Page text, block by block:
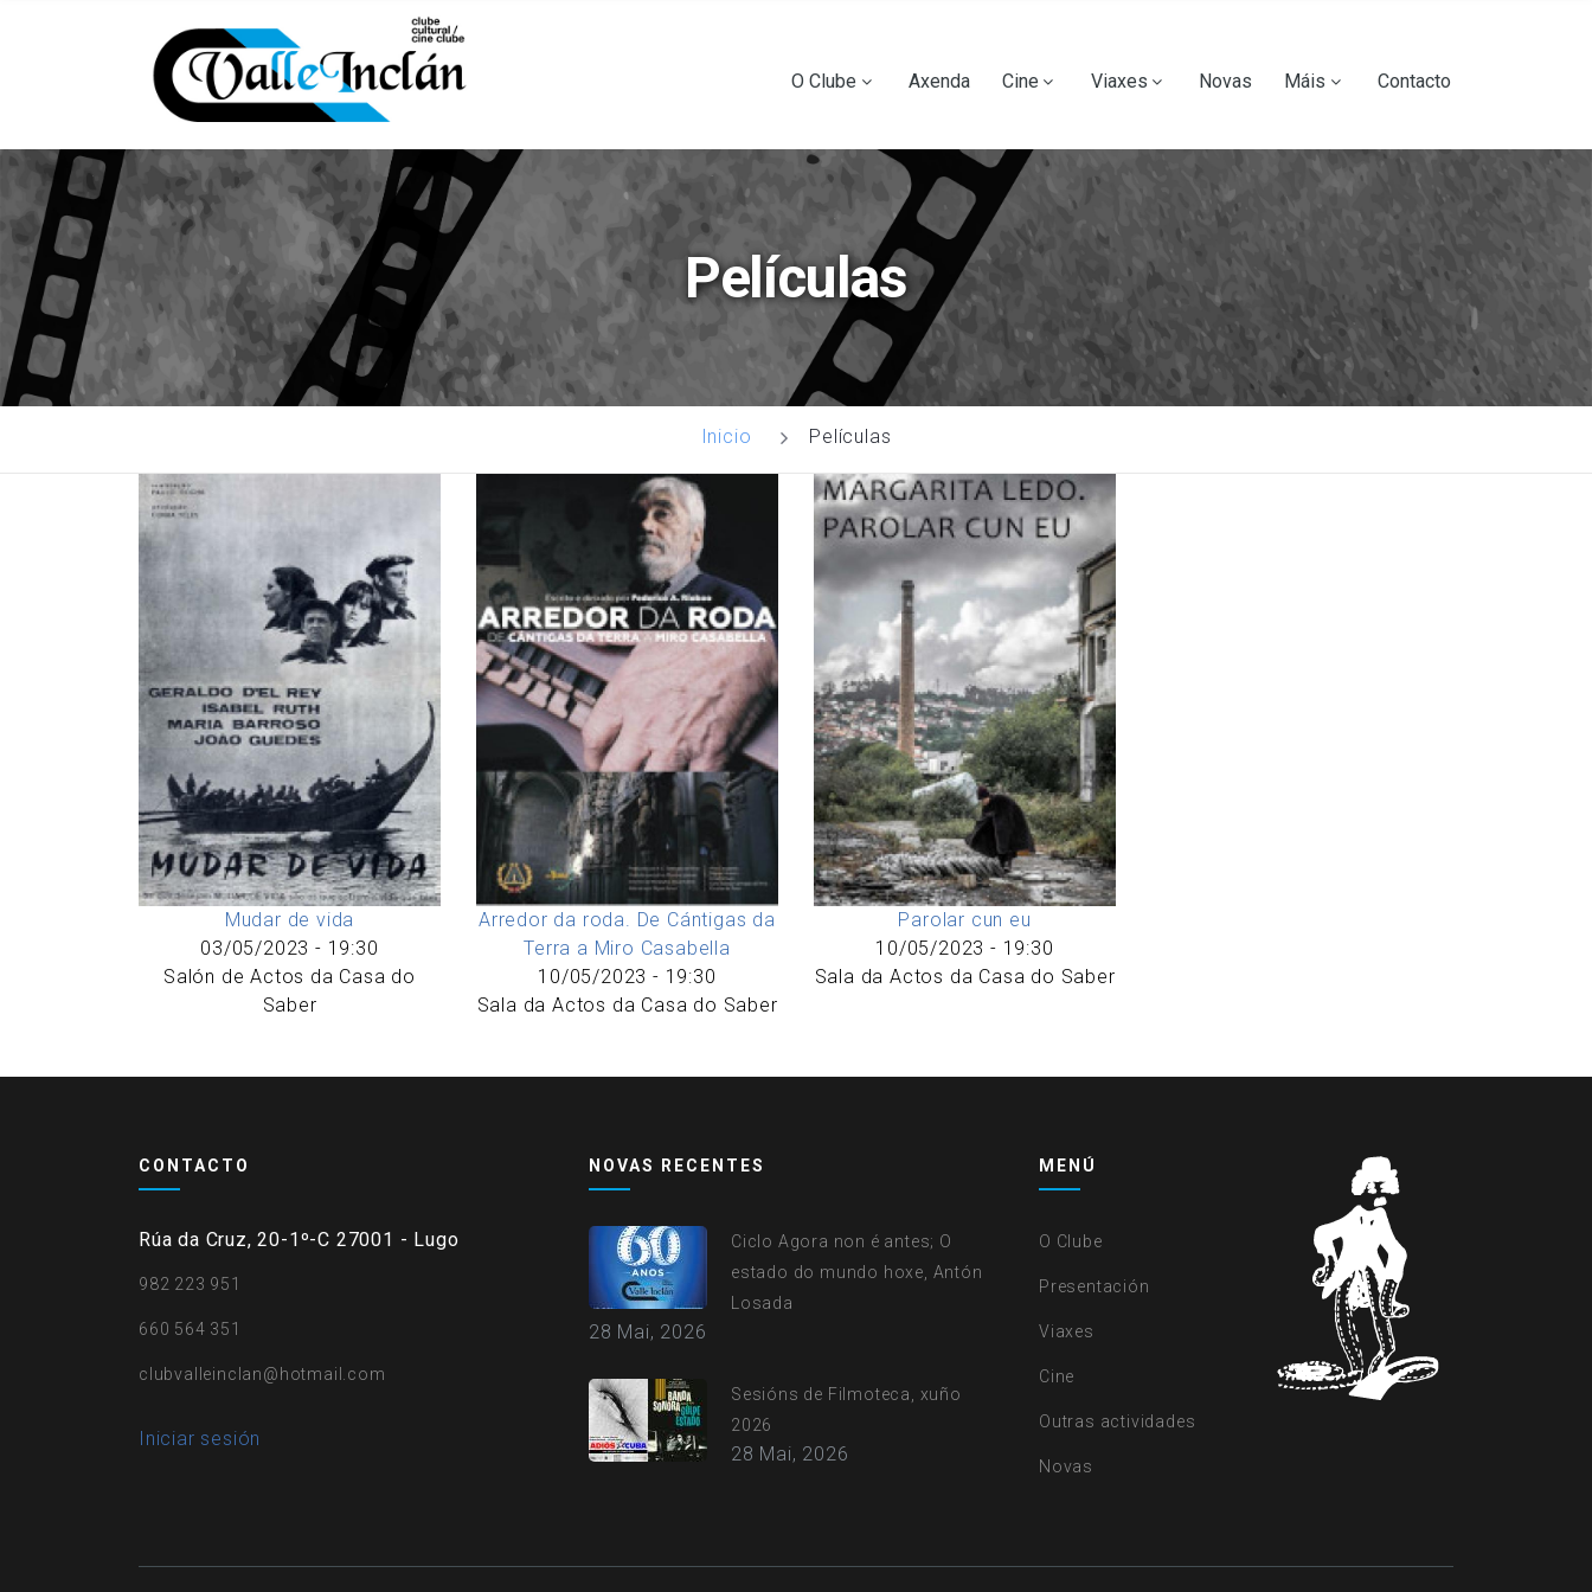
contido
navigation
O Clube Axenda Cine Viaxes Novas Máis Contacto
Películas
Inicio Películas
Mudar de vida
03/05/2023 - 19:30
Salón de Actos da Casa do
Saber
Arredor da roda. De Cántigas da
Terra a Miro Casabella
10/05/2023 - 19:30
Sala da Actos da Casa do Saber
Parolar cun eu
10/05/2023 - 19:30
Sala da Actos da Casa do Saber
CONTACTO
Rúa da Cruz, 20-1º-C 27001 - Lugo
982 223 951
660 564 351
clubvalleinclan@hotmail.com
User
menu
Iniciar sesión
NOVAS RECENTES
Ciclo Agora non é antes; O
estado do mundo hoxe, Antón
Losada
28 Mai, 2026
Sesións de Filmoteca, xuño
2026
28 Mai, 2026
MENÚ
O Clube
Presentación
Viaxes
Cine
Outras actividades
Novas